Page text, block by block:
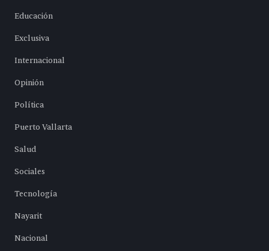
Educación
Exclusiva
Internacional
Opinión
Política
Puerto Vallarta
Salud
Sociales
Tecnología
Nayarit
Nacional